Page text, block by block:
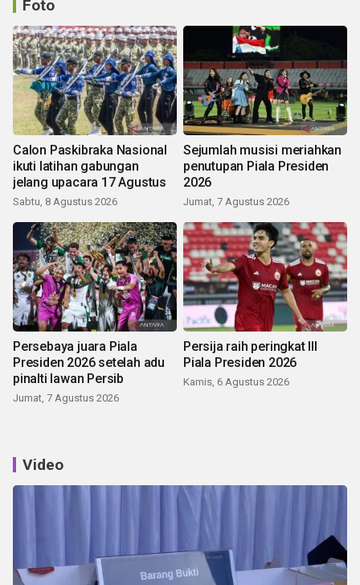
Foto
Calon Paskibraka Nasional
ikuti latihan gabungan
jelang upacara 17 Agustus
Sabtu, 8 Agustus 2026
Sejumlah musisi meriahkan
penutupan Piala Presiden
2026
Jumat, 7 Agustus 2026
Persebaya juara Piala
Presiden 2026 setelah adu
pinalti lawan Persib
Jumat, 7 Agustus 2026
Persija raih peringkat III
Piala Presiden 2026
Kamis, 6 Agustus 2026
Video